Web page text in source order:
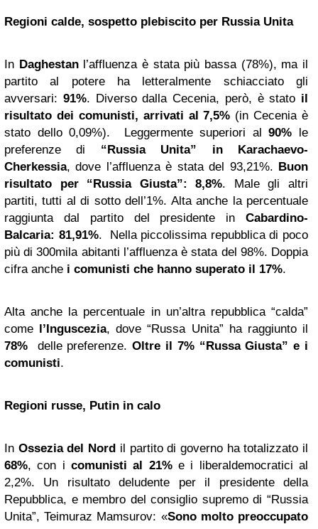
Regioni calde, sospetto plebiscito per Russia Unita
In Daghestanl’affluenza è stata più bassa (78%), ma il
partito al potere ha letteralmente schiacciato gli
avversari: 91%. Diverso dalla Cecenia, però, è stato il
risultato dei comunisti, arrivati al 7,5% (in Cecenia è
stato dello 0,09%). Leggermente superiori al90% le
preferenze di “Russia Unita” in Karachaevo-
Cherkessia, dove l’affluenza è stata del 93,21%. Buon
risultato per “Russia Giusta”: 8,8%. Male gli altri
partiti, tutti al di sotto dell’1%. Alta anche la percentuale
raggiunta dal partito del presidente in Cabardino-
Balcaria: 81,91%. Nella piccolissima repubblica di poco
più di 300mila abitanti l’affluenza è stata del 98%. Doppia
cifra anche i comunisti che hanno superato il 17%.
Alta anche la percentuale in un’altra repubblica “calda”
come l’Inguscezia, dove “Russa Unita” ha raggiunto il
78%
delle preferenze.Oltre il 7% “Russa Giusta” e i
comunisti.
Regioni russe, Putin in calo
In Ossezia del Nord il partito di governo ha totalizzato il
68%, con i comunisti al 21%e i liberaldemocratici al
2,2%. Un risultato deludente per il presidente della
Repubblica, e membro del consiglio supremo di “Russia
Unita”, Teimuraz Mamsurov: «Sono molto preoccupato